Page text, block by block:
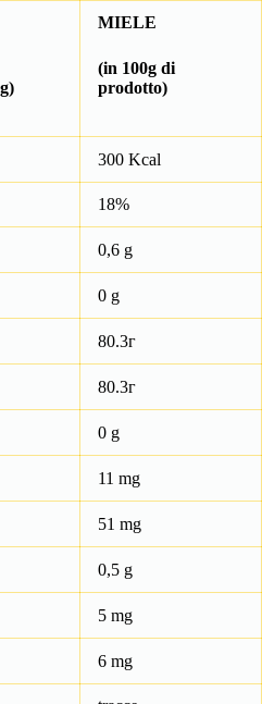
MIELE
(in 100g di
prodotto)
300 Kcal
18%
0,6 g
0 g
80.3г
80.3г
0 g
11 mg
51 mg
0,5 g
5 mg
6 mg